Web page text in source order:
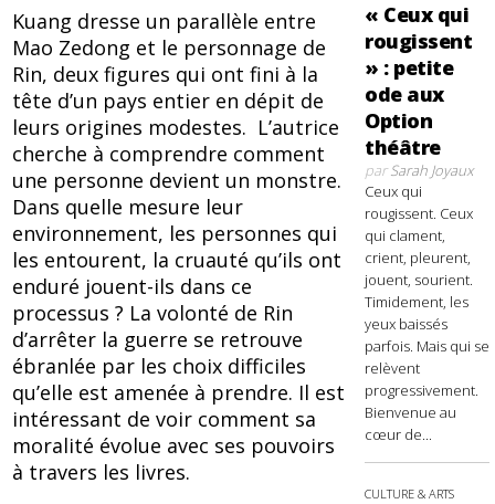
Kuang dresse un parallèle entre
Mao Zedong et le personnage de
Rin, deux figures qui ont fini à la
tête d’un pays entier en dépit de
leurs origines modestes. L’autrice
cherche à comprendre comment
une personne devient un monstre.
Dans quelle mesure leur
environnement, les personnes qui
les entourent, la cruauté qu’ils ont
enduré jouent-ils dans ce
processus ? La volonté de Rin
d’arrêter la guerre se retrouve
ébranlée par les choix difficiles
qu’elle est amenée à prendre. Il est
intéressant de voir comment sa
moralité évolue avec ses pouvoirs
à travers les livres.
« Ceux qui
rougissent
» : petite
ode aux
Option
théâtre
parSarah Joyaux
Ceux qui
rougissent. Ceux
qui clament,
crient, pleurent,
jouent, sourient.
Timidement, les
yeux baissés
parfois. Mais qui se
relèvent
progressivement.
Bienvenue au
cœur de...
CULTURE & ARTS